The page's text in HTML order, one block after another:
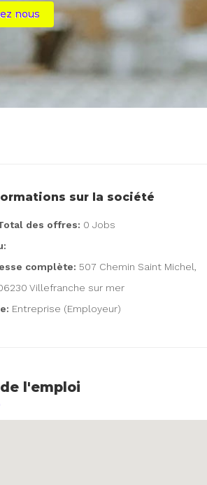
nous
sur la société
des offres: 0 Jobs
complète: 507 Chemin Saint Michel,
Villefranche sur mer
Entreprise (Employeur)
l'emploi